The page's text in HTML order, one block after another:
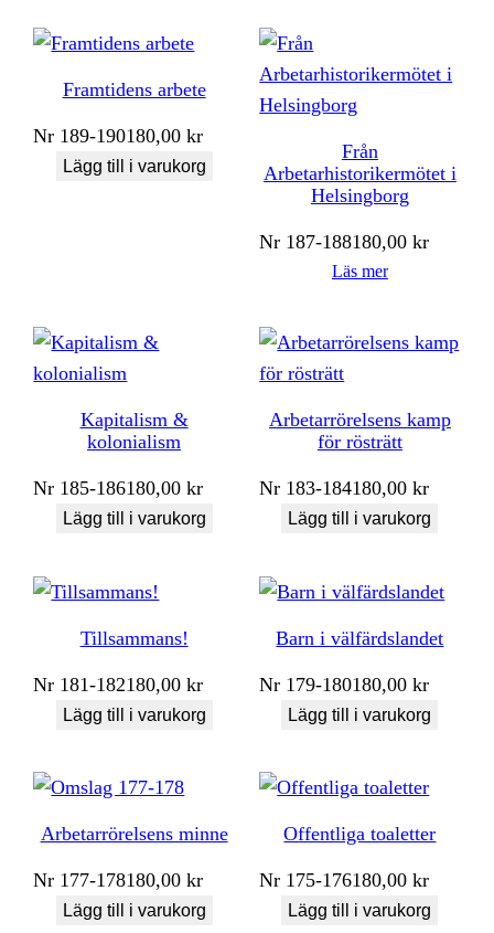
Framtidens arbete
Nr 189-190180,00kr
Lägg till i varukorg
Från
Arbetarhistorikermötet i
Helsingborg
Nr 187-188180,00kr
Läs mer
Kapitalism &
kolonialism
Nr 185-186180,00kr
Lägg till i varukorg
Arbetarrörelsens kamp
för rösträtt
Nr 183-184180,00kr
Lägg till i varukorg
Tillsammans!
Nr 181-182180,00kr
Lägg till i varukorg
Barn i välfärdslandet
Nr 179-180180,00kr
Lägg till i varukorg
Arbetarrörelsens minne
Nr 177-178180,00kr
Lägg till i varukorg
Offentliga toaletter
Nr 175-176180,00kr
Lägg till i varukorg